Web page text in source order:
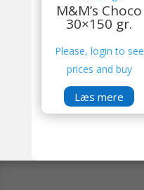
M&M’s Choco
30×150 gr.
Please, login to see
prices and buy
Læs mere